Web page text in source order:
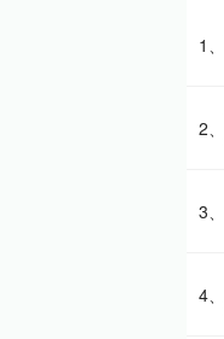
1、
2、
3、
4、